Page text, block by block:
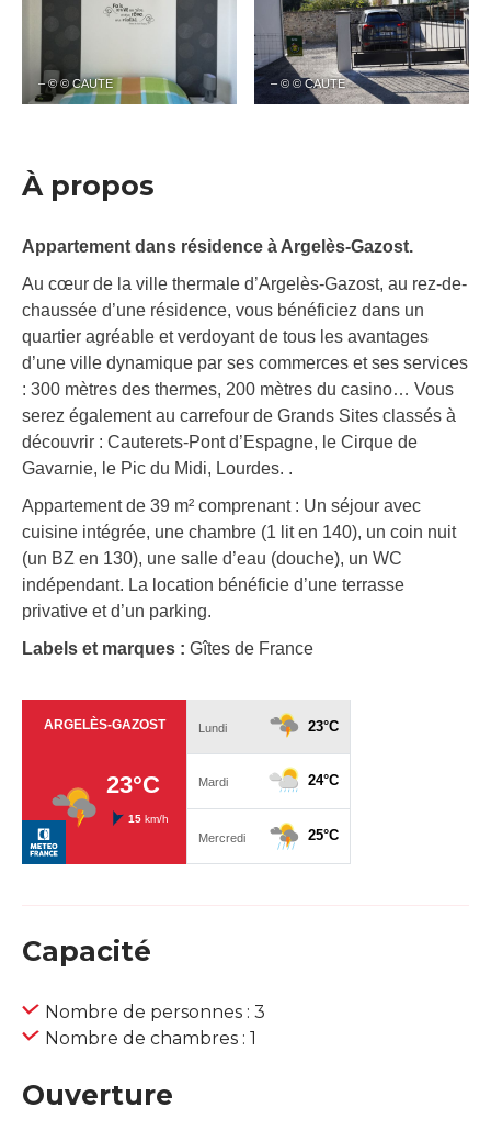
– © © CAUTE – © © CAUTE
À propos
Appartement dans résidence à Argelès-Gazost.
Au cœur de la ville thermale d’Argelès-Gazost, au rez-de-
chaussée d’une résidence, vous bénéficiez dans un
quartier agréable et verdoyant de tous les avantages
d’une ville dynamique par ses commerces et ses services
: 300 mètres des thermes, 200 mètres du casino… Vous
serez également au carrefour de Grands Sites classés à
découvrir : Cauterets-Pont d’Espagne, le Cirque de
Gavarnie, le Pic du Midi, Lourdes. .
Appartement de 39 m² comprenant : Un séjour avec
cuisine intégrée, une chambre (1 lit en 140), un coin nuit
(un BZ en 130), une salle d’eau (douche), un WC
indépendant. La location bénéficie d’une terrasse
privative et d’un parking.
Labels et marques : Gîtes de France
Capacité
Nombre de personnes : 3
Nombre de chambres : 1
Ouverture